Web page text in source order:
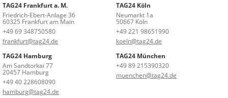
TAG24 Frankfurt a. M.
Friedrich-Ebert-Anlage 36
60325 Frankfurt am Main
+49 69 348750580
frankfurt@tag24.de
TAG24 Köln
Neumarkt 1a
50667 Köln
+49 221 98651990
koeln@tag24.de
TAG24 Hamburg
Am Sandtorkai 77
20457 Hamburg
+49 40 228608090
hamburg@tag24.de
TAG24 München
+49 89 215390320
muenchen@tag24.de